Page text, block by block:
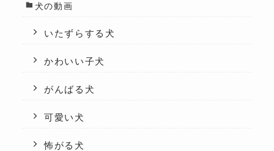
犬の動画
いたずらする犬
かわいい子犬
がんばる犬
可愛い犬
怖がる犬